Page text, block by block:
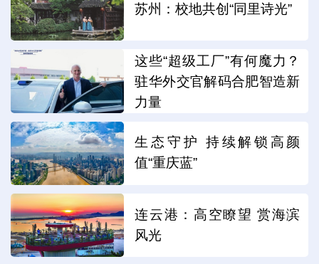
苏州：校地共创“同里诗光”
这些“超级工厂”有何魔力？
驻华外交官解码合肥智造新
力量
生态守护 持续解锁高颜
值“重庆蓝”
连云港：高空瞭望 赏海滨
风光